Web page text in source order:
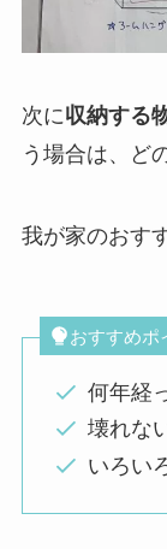
次に収納する
う場合は、ど
我が家のおす
おすすめポ
何年経
壊れな
いろい